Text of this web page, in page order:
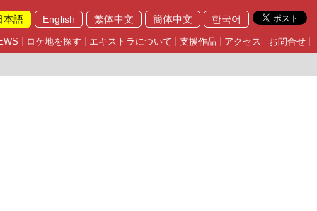
本語 English 繁体中文 簡体中文 한국어
ロケ地を探す エキストラについて 支援作品 アクセス お問合せ